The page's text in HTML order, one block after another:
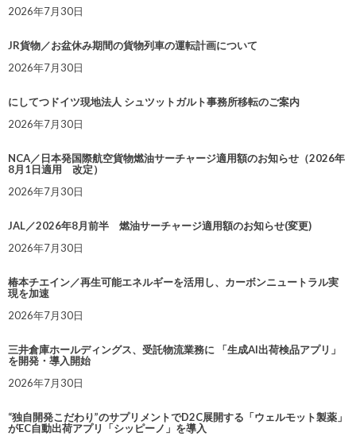
2026年7月30日
JR貨物／お盆休み期間の貨物列車の運転計画について
2026年7月30日
にしてつドイツ現地法人 シュツットガルト事務所移転のご案内
2026年7月30日
NCA／日本発国際航空貨物燃油サーチャージ適用額のお知らせ（2026年
8月1日適用 改定）
2026年7月30日
JAL／2026年8月前半 燃油サーチャージ適用額のお知らせ(変更)
2026年7月30日
椿本チエイン／再生可能エネルギーを活用し、カーボンニュートラル実
現を加速
2026年7月30日
三井倉庫ホールディングス、受託物流業務に 「生成AI出荷検品アプリ」
を開発・導入開始
2026年7月30日
“独自開発こだわり”のサプリメントでD2C展開する「ウェルモット製薬」
がEC自動出荷アプリ「シッピーノ」を導入